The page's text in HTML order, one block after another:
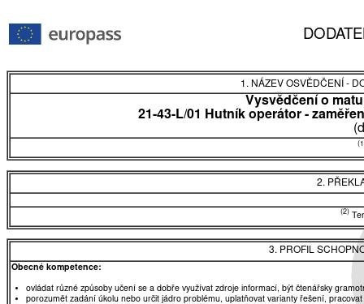
1. NÁZEV OSVĚDČENÍ -
Vysvědčení o
21-43-L/01 Hutník operátor -
2.
(2)
3. PROFIL
Obecné kompetence:
ovládat různé způsoby učení se a dobře využívat zdroje informací, být čtenářsky
porozumět zadání úkolu nebo určit jádro problému, uplatňovat varianty řešení,